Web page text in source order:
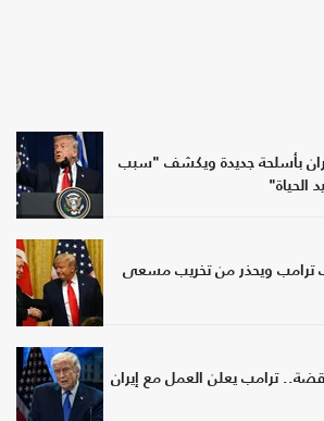
بأسلحة جديدة ويكشف "سبب
الحياة"
ترامب ويحذر من تخريب مسعى
ترامب يعلن العمل مع إيران